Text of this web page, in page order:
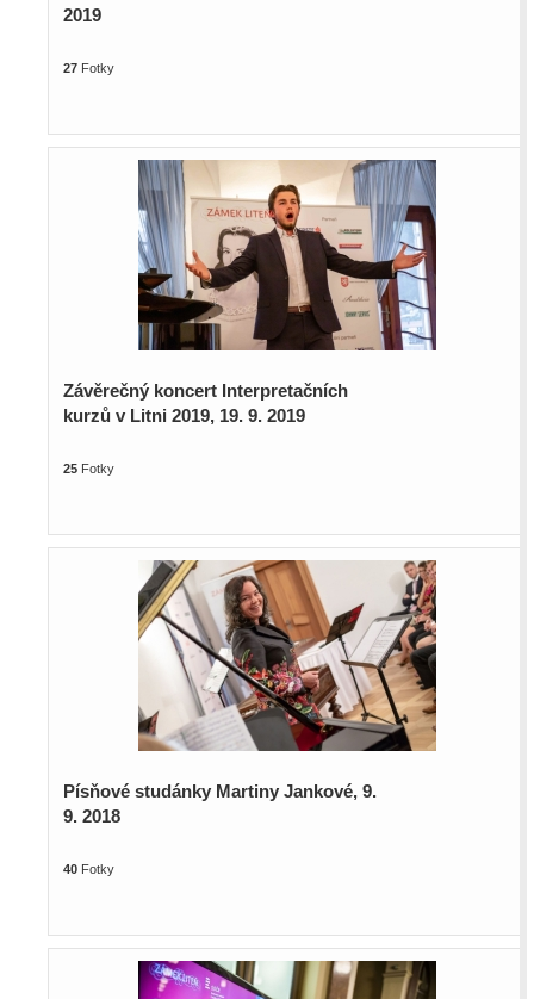
2019
27Fotky
Závěrečný koncert Interpretačních
kurzů v Litni 2019, 19. 9. 2019
25Fotky
Písňové studánky Martiny Jankové, 9.
9. 2018
40Fotky